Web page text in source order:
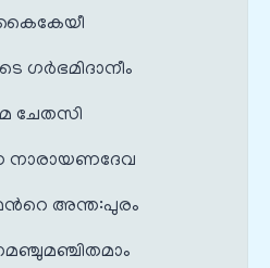
ഗർഭമിദാനീം
ചേതസി
നാരായണദേവ
അന്ത:പുരം